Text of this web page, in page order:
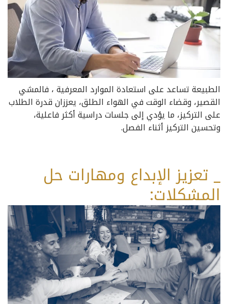
الطبيعة تساعد على استعادة الموارد المعرفية ، فالمشي
القصير، وقضاء الوقت في الهواء الطلق، يعززان قدرة الطلاب
على التركيز، ما يؤدي إلى جلسات دراسية أكثر فاعلية،
وتحسين التركيز أثناء الفصل.
_ تعزيز الإبداع ومهارات حل
المشكلات: